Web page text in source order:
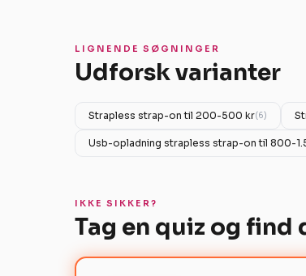
LIGNENDE SØGNINGER
Udforsk varianter
Strapless strap-on til 200-500 kr(6)
Usb-opladning strapless strap-on til 800-
IKKE SIKKER?
Tag en quiz og